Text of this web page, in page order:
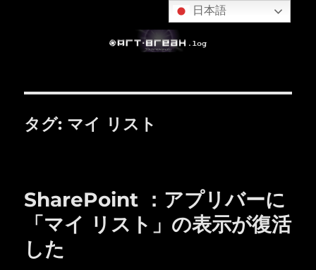
タグ: マイ リスト
SharePoint ：アプリバーに
「マイ リスト」の表示が復活
した
日本語